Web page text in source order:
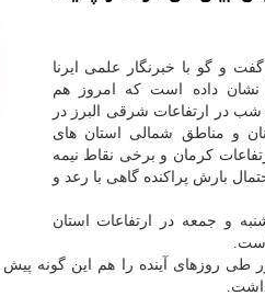
و گو با خبرنگار علمی ایرنا
نشان داده است كه امروز هم
در ارتفاعات شرقی البرز در
و مناطق شمالی استان های
كرمان و برخی نقاط نیمه
بارش پراكنده گاهی با رعد و
و جمعه در ارتفاعات استان
طی روزهای آینده را هم این گونه